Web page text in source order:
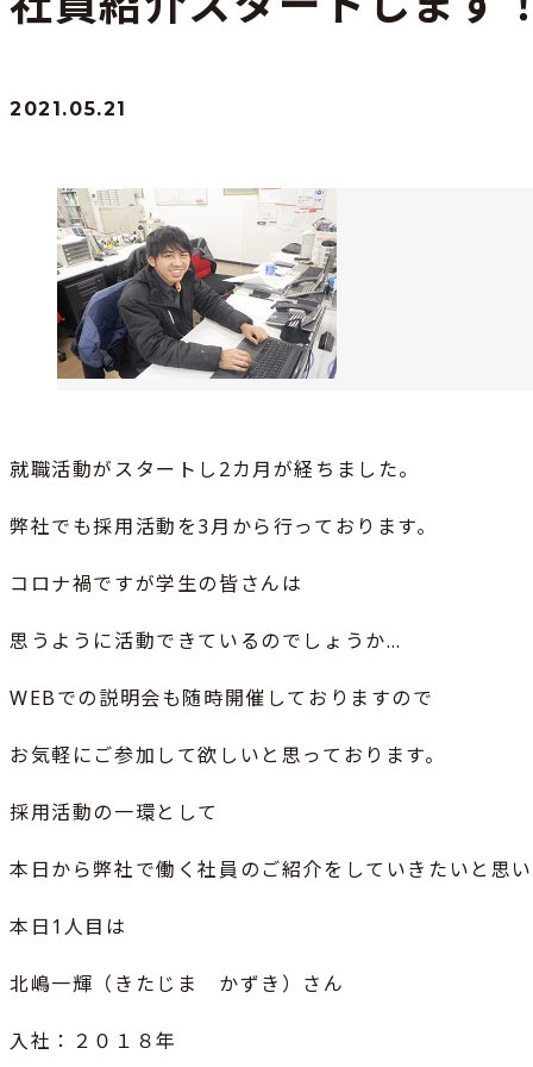
2021.05.21
就職活動がスタートし2カ月が経ちました。
弊社でも採用活動を3月から行っております。
コロナ禍ですが学生の皆さんは
思うように活動できているのでしょうか…
WEBでの説明会も随時開催しておりますので
お気軽にご参加して欲しいと思っております。
採用活動の一環として
本日から弊社で働く社員のご紹介をしていきたいと思
本日1人目は
北嶋一輝（きたじま かずき）さん
入社：２０１８年